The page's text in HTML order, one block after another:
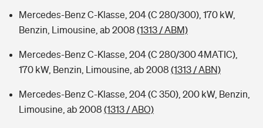
Mercedes-Benz C-Klasse, 204 (C 280/300), 170 kW,
Benzin, Limousine, ab 2008 (1313 / ABM)
Mercedes-Benz C-Klasse, 204 (C 280/300 4MATIC),
170 kW, Benzin, Limousine, ab 2008 (1313 / ABN)
Mercedes-Benz C-Klasse, 204 (C 350), 200 kW, Benzin,
Limousine, ab 2008 (1313 / ABO)